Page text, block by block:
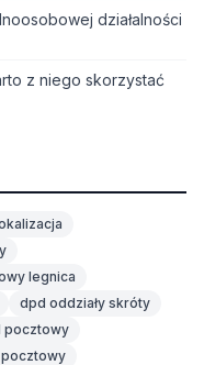
działalności
z niego skorzystać
legnica
dpd oddziały skróty
pocztowy